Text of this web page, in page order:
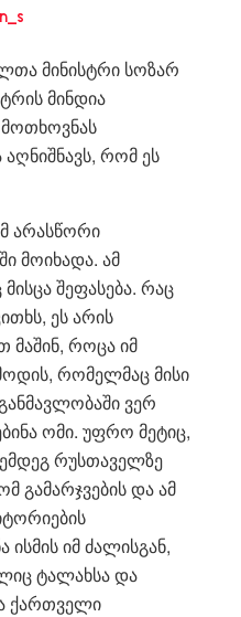
მინისტრი სოზარ
მინდია
რომ ეს
არასწორი
მოიხადა. ამ
შეფასება. რაც
ეს არის
მაშინ, როცა იმ
რომელმაც მისი
ვერ
ომი. უფრო მეტიც,
რუსთაველზე
გამარჯვების და ამ
იმ ძალისგან,
ტალახსა და
ქართველი